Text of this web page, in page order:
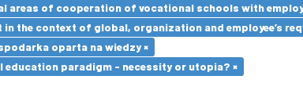
areas of cooperation of vocational schools with
the context of global, organization and employee’s
oparta na wiedzy ×
education paradigm - necessity or utopia? ×